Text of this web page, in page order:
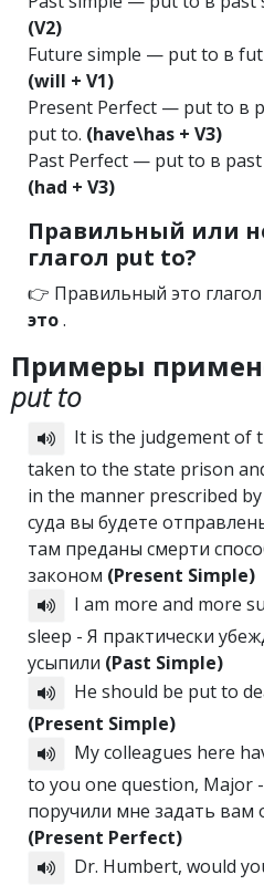
(V2)
Future simple — put to в
(will + V1)
Present Perfect — put to в
put to. (have\has + V3)
Past Perfect — put to в
(had + V3)
Правильный или
глагол put to?
👉 Правильный это глагол
это.
Примеры
put to
It is the judgement of
taken to the state prison
in the manner prescribed
суда вы будете
там преданы смерти
законом (Present Simple)
I am more and more
sleep - Я практически
усыпили (Past Simple)
He should be put to
(Present Simple)
My colleagues here
to you one question, Major
поручили мне задать вам
(Present Perfect)
Dr. Humbert, would